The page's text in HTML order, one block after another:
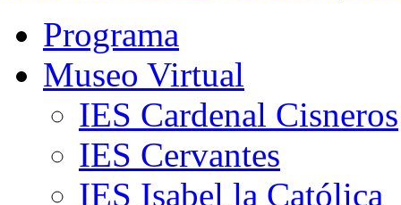
Programa
Museo Virtual
IES Cardenal Cisneros
IES Cervantes
IES Isabel la Católica